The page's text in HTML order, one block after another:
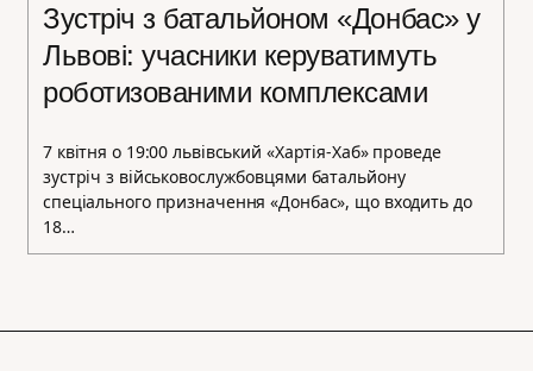
Зустріч з батальйоном «Донбас» у
Львові: учасники керуватимуть
роботизованими комплексами
7 квітня о 19:00 львівський «Хартія-Хаб» проведе
зустріч з військовослужбовцями батальйону
спеціального призначення «Донбас», що входить до
18…